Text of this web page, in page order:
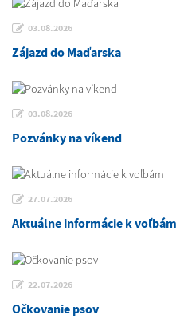
03.08.2026
Zájazd do Maďarska
03.08.2026
Pozvánky na víkend
27.07.2026
Aktuálne informácie k voľbám
22.07.2026
Očkovanie psov